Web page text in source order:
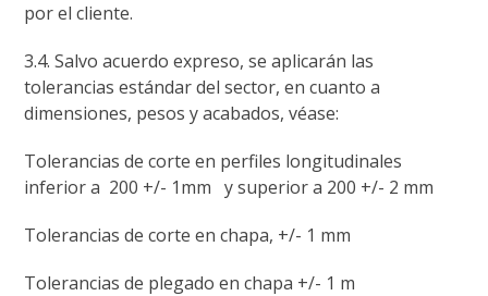
por el cliente.
3.4. Salvo acuerdo expreso, se aplicarán las
tolerancias estándar del sector, en cuanto a
dimensiones, pesos y acabados, véase:
Tolerancias de corte en perfiles longitudinales
inferior a 200 +/- 1mm y superior a 200 +/- 2 mm
Tolerancias de corte en chapa, +/- 1 mm
Tolerancias de plegado en chapa +/- 1 m